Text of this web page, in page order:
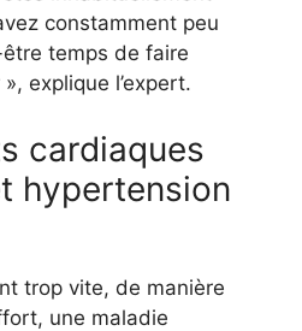
constamment peu
temps de faire
explique l’expert.
cardiaques
hypertension
trop vite, de manière
une maladie